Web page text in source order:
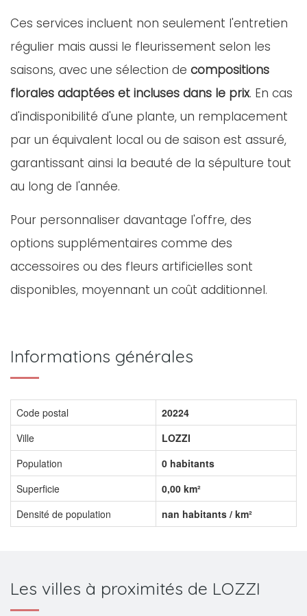
Ces services incluent non seulement l'entretien
régulier mais aussi le fleurissement selon les
saisons, avec une sélection de compositions
florales adaptées et incluses dans le prix. En cas
d'indisponibilité d'une plante, un remplacement
par un équivalent local ou de saison est assuré,
garantissant ainsi la beauté de la sépulture tout
au long de l'année.
Pour personnaliser davantage l'offre, des
options supplémentaires comme des
accessoires ou des fleurs artificielles sont
disponibles, moyennant un coût additionnel.
Informations générales
Code postal
20224
Ville
LOZZI
Population
0 habitants
Superficie
0,00 km²
Densité de population
nan habitants / km²
Les villes à proximités de LOZZI